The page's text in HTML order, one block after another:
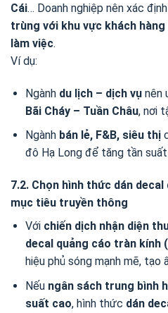
Cái… Doanh nghiệp nên xác định
trùng với khu vực khách
làm việc.
Ví dụ:
Ngành du lịch – dịch vụnên
Bãi Cháy – Tuần Châu, nơi
Ngành bán lẻ, F&B, siêu thị
đô Hạ Long để tăng tần
7.2. Chọn hình thức dán
mục tiêu truyền thông
Với chiến dịch nhận diện
decal quảng cáo tràn kính
hiệu phủ sóng mạnh mẽ,
Nếu ngân sách trung bình
suất cao, hình thức dán